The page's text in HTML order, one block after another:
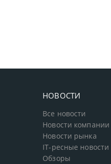
НОВОСТИ
Все новости
Новости компании
Новости рынка
IT-ресные новости
Обзоры